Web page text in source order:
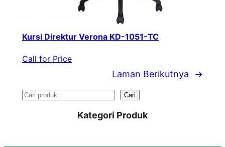
Kursi Direktur Verona KD-1051-TC
Call for Price
Laman Berikutnya →
S
Cari
Kategori Produk